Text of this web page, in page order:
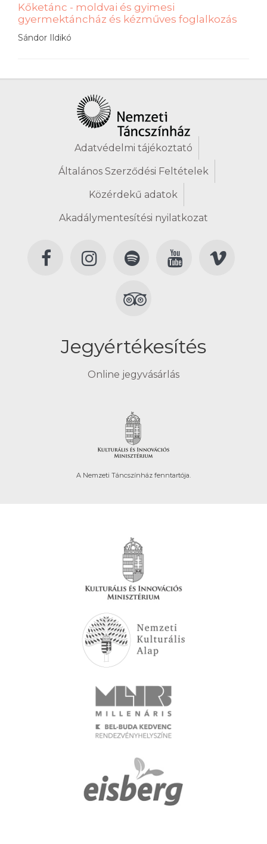
Kőketánc - moldvai és gyimesi
gyermektáncház és kézműves foglalkozás
Sándor Ildikó
Adatvédelmi tájékoztató
Általános Szerződési Feltételek
Közérdekű adatok
Akadálymentesítési nyilatkozat
Jegyértékesítés
Online jegyvásárlás
A Nemzeti Táncszínház fenntartója.